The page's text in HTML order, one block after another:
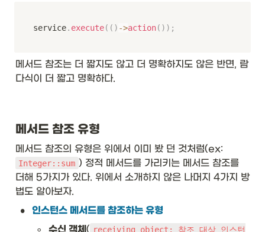
service. execute( ( ) ->action( ) ) ;
메서드 참조는 더 짧지도 않고 더 명확하지도 않은 반면, 람
다식이 더 짧고 명확하다.
메서드 참조 유형
Integer::sum ) 정적 메서드를 가리키는 메서드 참조를
더해 5가지가 있다. 위에서 소개하지 않은 나머지 4가지 방
법도 알아보자.
• 인스턴스 메서드를 참조하는 유형
( receiving object: 참조 대상 인스턴